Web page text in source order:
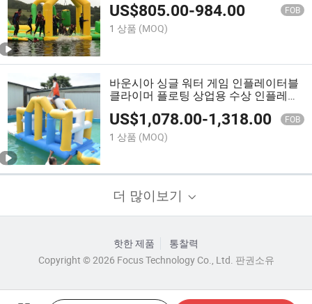
US$805.00-984.00 FOB
1 상품 (MOQ)
바운시아 싱글 워터 게임 인플레이터블
클라이머 플로팅 상업용 수상 인플레이
US$1,078.00-1,318.00 FOB
1 상품 (MOQ)
더 많이보기
핫한 제품
통찰력
Copyright © 2026 Focus Technology Co., Ltd. 판권소유